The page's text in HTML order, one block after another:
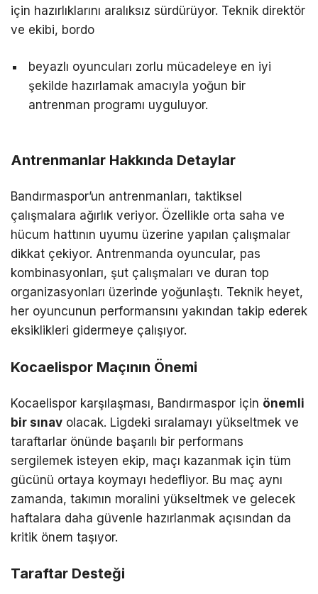
için hazırlıklarını aralıksız sürdürüyor. Teknik direktör
ve ekibi, bordo
beyazlı oyuncuları zorlu mücadeleye en iyi
şekilde hazırlamak amacıyla yoğun bir
antrenman programı uyguluyor.
Antrenmanlar Hakkında Detaylar
Bandırmaspor’un antrenmanları, taktiksel
çalışmalara ağırlık veriyor. Özellikle orta saha ve
hücum hattının uyumu üzerine yapılan çalışmalar
dikkat çekiyor. Antrenmanda oyuncular, pas
kombinasyonları, şut çalışmaları ve duran top
organizasyonları üzerinde yoğunlaştı. Teknik heyet,
her oyuncunun performansını yakından takip ederek
eksiklikleri gidermeye çalışıyor.
Kocaelispor Maçının Önemi
Kocaelispor karşılaşması, Bandırmaspor için önemli
bir sınav olacak. Ligdeki sıralamayı yükseltmek ve
taraftarlar önünde başarılı bir performans
sergilemek isteyen ekip, maçı kazanmak için tüm
gücünü ortaya koymayı hedefliyor. Bu maç aynı
zamanda, takımın moralini yükseltmek ve gelecek
haftalara daha güvenle hazırlanmak açısından da
kritik önem taşıyor.
Taraftar Desteği